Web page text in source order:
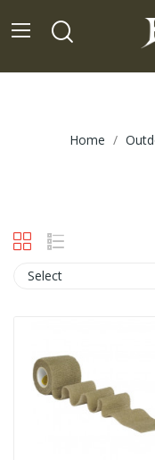
Home
Select